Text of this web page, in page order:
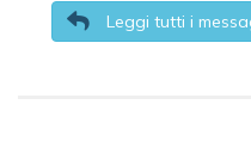
Leggi tutti i